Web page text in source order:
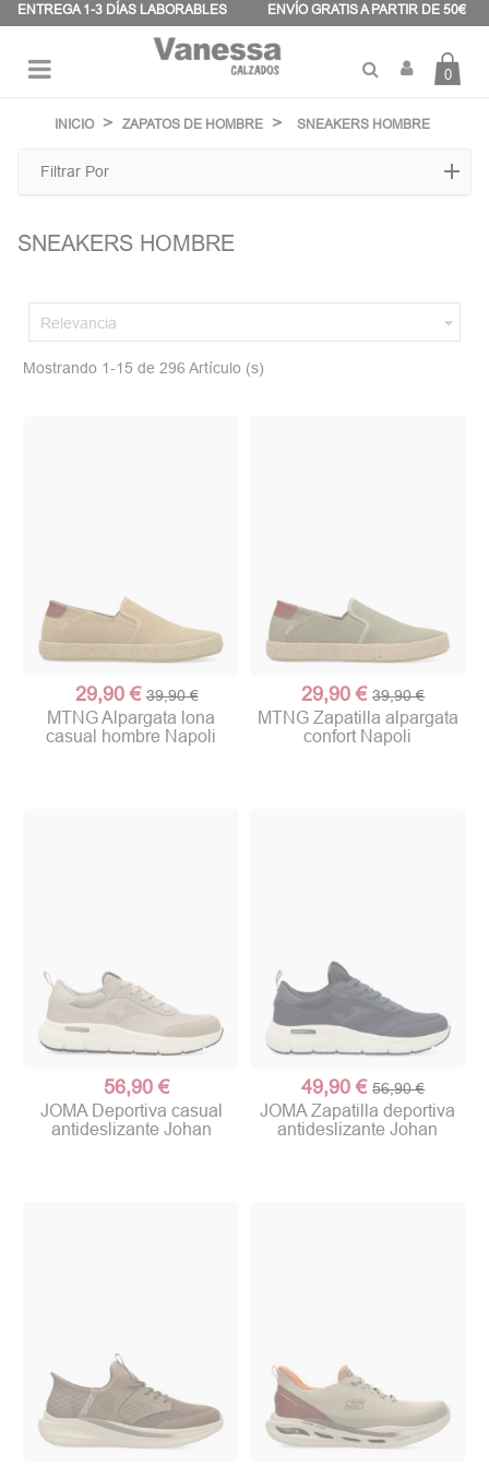
ENTREGA 1-3 DÍAS LABORABLES ENVÍO GRATIS A PARTIR DE 50€
palanca
0
INICIO ZAPATOS DE HOMBRE SNEAKERS HOMBRE
Filtrar Por
SNEAKERS HOMBRE
Relevancia 
Mostrando 1-15 de 296 Artículo (s)
29,90 € 39,90 €
MTNG Alpargata lona
casual hombre Napoli
29,90 € 39,90 €
MTNG Zapatilla alpargata
confort Napoli
56,90 €
JOMA Deportiva casual
antideslizante Johan
49,90 € 56,90 €
JOMA Zapatilla deportiva
antideslizante Johan
Panel de gestión de cookies